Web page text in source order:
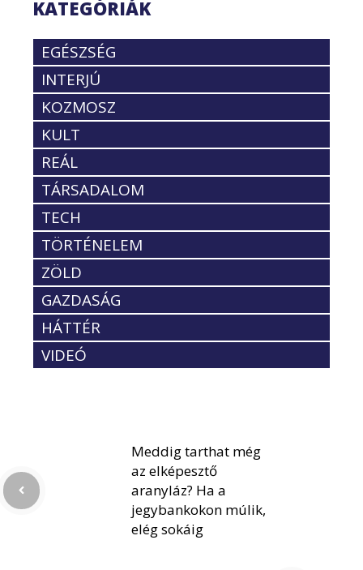
KATEGÓRIÁK
EGÉSZSÉG
INTERJÚ
KOZMOSZ
KULT
REÁL
TÁRSADALOM
TECH
TÖRTÉNELEM
ZÖLD
GAZDASÁG
HÁTTÉR
VIDEÓ
Meddig tarthat még
az elképesztő
aranyláz? Ha a
jegybankokon múlik,
elég sokáig